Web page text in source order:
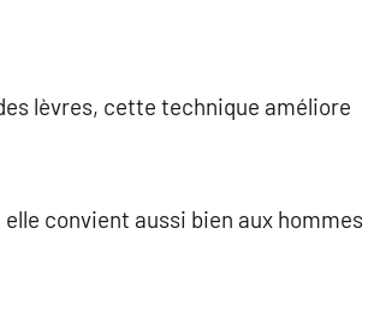
lèvres, cette technique améliore
convient aussi bien aux hommes